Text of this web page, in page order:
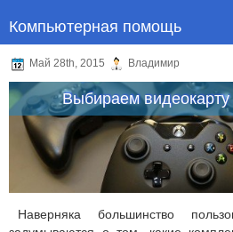
Компьютерная помощь
Май 28th, 2015 Владимир
Выбираем
Наверняка большинство